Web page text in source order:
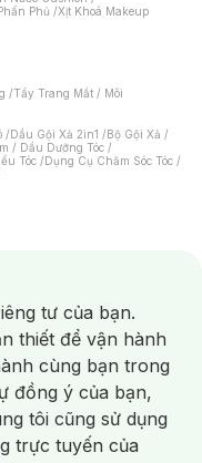
Phủ /Xịt Khoá Makeup
/Tẩy Trang Mắt / Môi
/Dầu Gội Xả 2in1 /Bộ Gội Xả /
/ Dầu Dưỡng Tóc /
Tóc /Dụng Cụ Chăm Sóc Tóc /
Hơi /Nước Rửa Tay/
Chải Điện/
/ Nước Súc Miệng/
Sinh/Dưỡng Vùng Kín/
/Bọt Cạo Râu /Dao Cạo Râu/
Hóa/ Da Mụn/
/ Tàn Nhang
tư của bạn.
thiết để vận hành
cùng bạn trong
đồng ý của bạn,
tôi cũng sử dụng
trực tuyến của